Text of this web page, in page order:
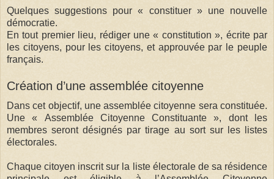
Quelques suggestions pour « constituer » une nouvelle
démocratie.
En tout premier lieu, rédiger une « constitution », écrite par
les citoyens, pour les citoyens, et approuvée par le peuple
français.
Création d’une assemblée citoyenne
Dans cet objectif, une assemblée citoyenne sera constituée.
Une « Assemblée Citoyenne Constituante », dont les
membres seront désignés par tirage au sort sur les listes
électorales.
Chaque citoyen inscrit sur la liste électorale de sa résidence